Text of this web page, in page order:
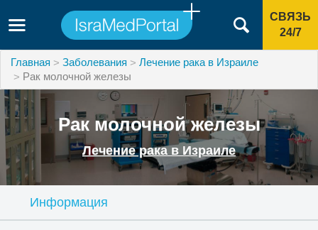
СВЯЗЬ
24/7
Главная Заболевания
Лечение рака в Израиле
Рак молочной железы
Рак молочной железы
Лечение рака в Израиле
Информация